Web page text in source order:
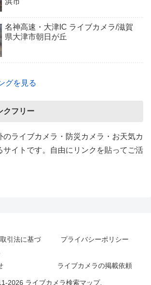
名神高速・大津IC ライブカメラ/滋賀
県大津市朝日が丘
グを見る
クフリー
のライブカメラ・防災カメラ・お天気カ
サイトです。自由にリンクを貼ってご活
引法に基づ
プライバシーポリシー
ライブカメラの掲載依頼
2026 ライブカメラ検索マップ.